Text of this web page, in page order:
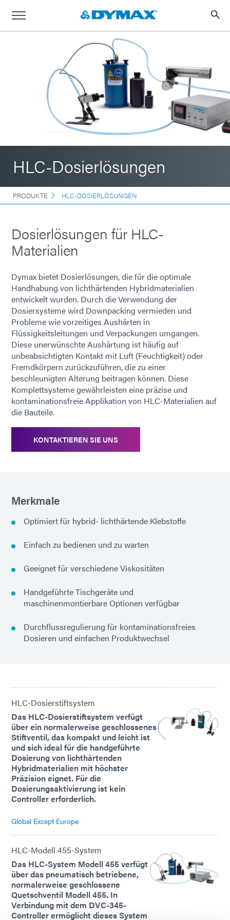
HLC-Dosierlösungen
PRODUKTE HLC-DOSIERLÖSUNGEN
Dosierlösungen für HLC-
Materialien
Dymax bietet Dosierlösungen, die für die optimale
Handhabung von lichthärtenden Hybridmaterialien
entwickelt wurden. Durch die Verwendung der
Dosiersysteme wird Downpacking vermieden und
Probleme wie vorzeitiges Aushärten in
Flüssigkeitsleitungen und Verpackungen umgangen.
Diese unerwünschte Aushärtung ist häufig auf
unbeabsichtigten Kontakt mit Luft (Feuchtigkeit) oder
Fremdkörpern zurückzuführen, die zu einer
beschleunigten Alterung beitragen können. Diese
Komplettsysteme gewährleisten eine präzise und
kontaminationsfreie Applikation von HLC-Materialien auf
die Bauteile.
KONTAKTIEREN SIE UNS
Merkmale
Optimiert für hybrid- lichthärtende Klebstoffe
Einfach zu bedienen und zu warten
Geeignet für verschiedene Viskositäten
Handgeführte Tischgeräte und
maschinenmontierbare Optionen verfügbar
Durchflussregulierung für kontaminationsfreies
Dosieren und einfachen Produktwechsel
HLC-Dosierstiftsystem
Das HLC-Dosierstiftsystem verfügt
über ein normalerweise geschlossenes
Stiftventil, das kompakt und leicht ist
und sich ideal für die handgeführte
Dosierung von lichthärtenden
Hybridmaterialien mit höchster
Präzision eignet. Für die
Dosierungsaktivierung ist kein
Controller erforderlich.
Global Except Europe
HLC-Modell 455-System
Das HLC-System Modell 455 verfügt
über das pneumatisch betriebene,
normalerweise geschlossene
Quetschventil Modell 455. In
Verbindung mit dem DVC-345-
Controller ermöglicht dieses System